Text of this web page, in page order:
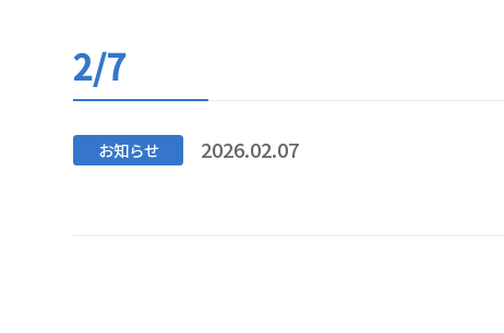
2/7
お知らせ 2026.02.07